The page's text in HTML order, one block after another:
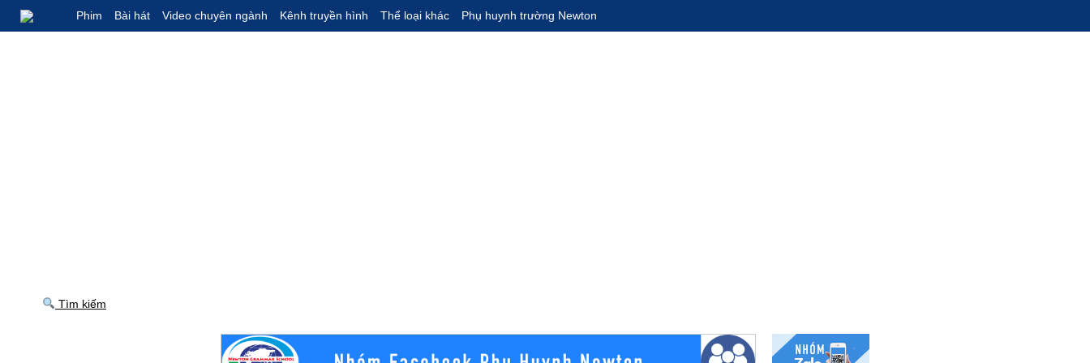
Phim Bài hát Video chuyên ngành Kênh truyền hình Thể loại khác Phụ huynh trường Newton
Tìm kiếm